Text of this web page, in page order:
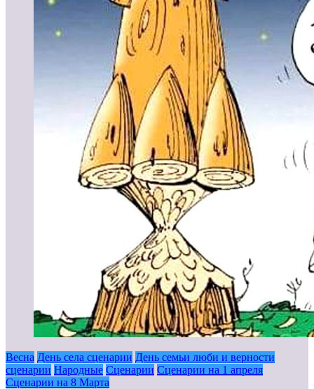
Весна День села сценарии День семьи люби и верности
сценарии Народные Сценарии Сценарии на 1 апреля
Сценарии на 8 Марта